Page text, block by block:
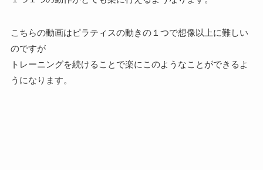
こちらの動画はピラティスの動きの１つで想像以上に難しい
のですが
トレーニングを続けることで楽にこのようなことができるよ
うになります。